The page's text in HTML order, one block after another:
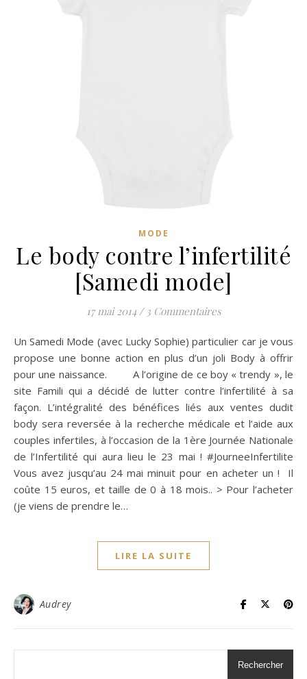
MODE
Le body contre l’infertilité
[Samedi mode]
17 mai 2014 / 3 Commentaires
Un Samedi Mode (avec Lucky Sophie) particulier car je vous
propose une bonne action en plus d’un joli Body à offrir
pour une naissance. A l’origine de ce boy « trendy », le
site Famili qui a décidé de lutter contre l’infertilité à sa
façon. L’intégralité des bénéfices liés aux ventes dudit
body sera reversée à la recherche médicale et l’aide aux
couples infertiles, à l’occasion de la 1ère Journée Nationale
de l’Infertilité qui aura lieu le 23 mai ! #JourneeInfertilite
Vous avez jusqu’au 24 mai minuit pour en acheter un ! Il
coûte 15 euros, et taille de 0 à 18 mois.. > Pour l’acheter
(je viens de prendre le…
LIRE LA SUITE
Audrey
Rechercher